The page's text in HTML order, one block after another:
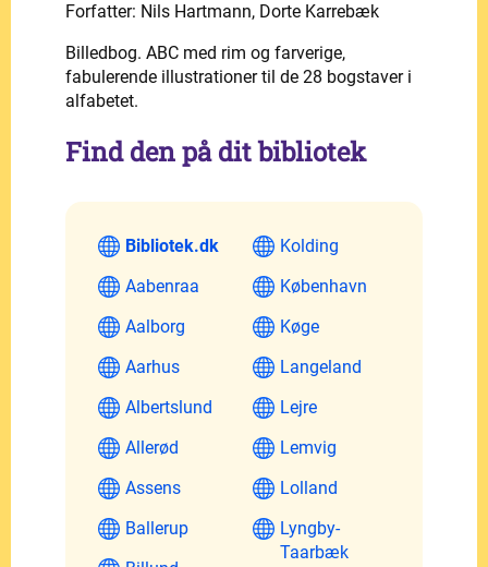
Forfatter: Nils Hartmann, Dorte Karrebæk
Billedbog. ABC med rim og farverige,
fabulerende illustrationer til de 28 bogstaver i
alfabetet.
Find den på dit bibliotek
Bibliotek.dk
Aabenraa
Aalborg
Aarhus
Albertslund
Allerød
Assens
Ballerup
Kolding
København
Køge
Langeland
Lejre
Lemvig
Lolland
Lyngby-
Taarbæk